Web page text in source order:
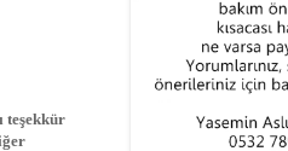
teşekkür